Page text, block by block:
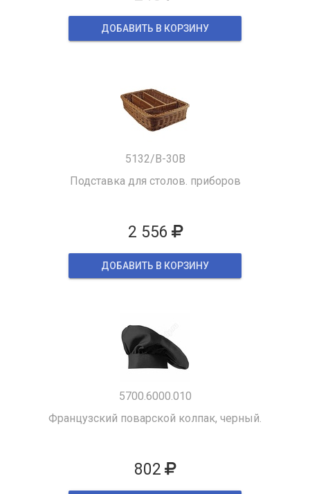
ДОБАВИТЬ В КОРЗИНУ
5132/B-30B
Подставка для столов. приборов
2 556
ДОБАВИТЬ В КОРЗИНУ
5700.6000.010
Французский поварской колпак, черный.
802